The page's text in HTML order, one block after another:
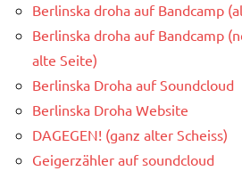
Berlinska droha auf Bandcamp
Berlinska droha auf Bandcamp
alte Seite)
Berlinska Droha auf Soundcloud
Berlinska Droha Website
DAGEGEN! (ganz alter Scheiss)
Geigerzähler auf soundcloud